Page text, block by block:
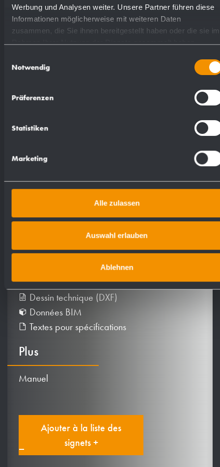
Werbung und Analysen weiter. Unsere Partner führen diese
Informationen möglicherweise mit weiteren Daten
zusammen, die Sie ihnen bereitgestellt haben oder die sie im
Rahmen Ihrer Nutzung der Dienste gesammelt haben.
Notwendig
Präferenzen
Statistiken
Marketing
Alle zulassen
Auswahl erlauben
Ablehnen
Pictogramme à coller avec motif « Dames » en
acier inoxydable de 2 mm d'épaisseur (acier
au nickel-chrome EN 1.4301), mat rectifié et
brossé.
Téléchargements
Information sur le produit
Dessin technique (PDF)
Dessin technique (DXF)
Données BIM
Textes pour spécifications
Plus
Manuel
Ajouter à la liste des
signets +